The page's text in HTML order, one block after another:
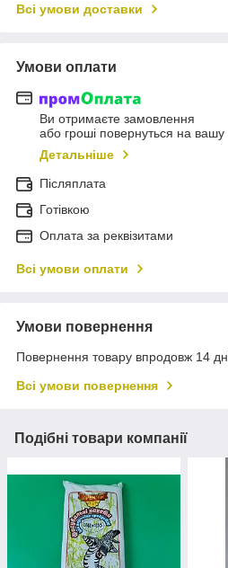
Всі умови доставки
Умови оплати
Ви отримаєте замовлення
або гроші повернуться на вашу
Детальніше
Післяплата
Готівкою
Оплата за реквізитами
Всі умови оплати
Умови повернення
Повернення товару впродовж 14
Всі умови повернення
Подібні товари компанії